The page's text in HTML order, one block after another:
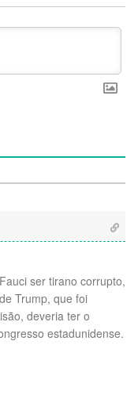
ser tirano corrupto,
Trump, que foi
deveria ter o
estadunidense.